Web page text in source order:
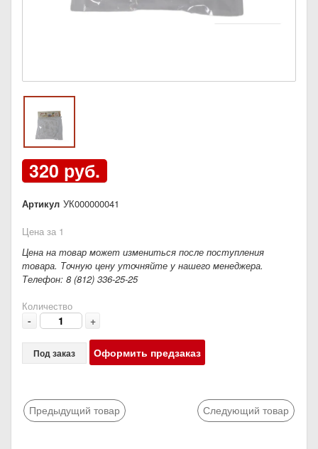
320 руб.
Артикул УК000000041
Цена за 1
Цена на товар может измениться после поступления
товара. Точную цену уточняйте у нашего менеджера.
Телефон: 8 (812) 336-25-25
Количество
- +
Под заказ Оформить предзаказ
Предыдущий товар Следующий товар